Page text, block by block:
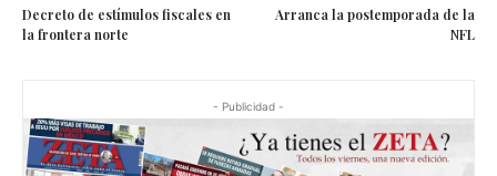
Decreto de estímulos fiscales en
la frontera norte
Arranca la postemporada de la
NFL
- Publicidad -